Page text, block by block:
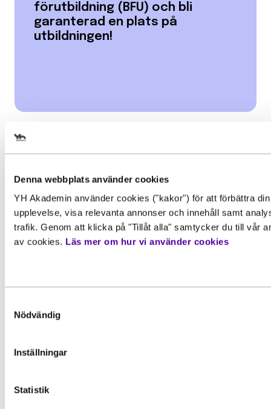
Denna webbplats använder cookies
YH Akademin använder cookies ("kakor") för att förbättra din
upplevelse, visa relevanta annonser och innehåll samt
trafik. Genom att klicka på "Tillåt alla" samtycker du till vår
av cookies. Läs mer om hur vi använder cookies
Nödvändig
Inställningar
Statistik
förutbildning (BFU) och bli
garanterad en plats på
utbildningen!
Relaterade
artiklar